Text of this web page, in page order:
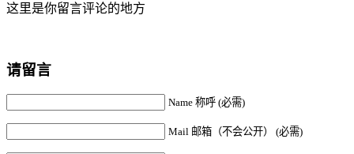
这里是你留言评论的地方
请留言
Name 称呼 (必需)
Mail 邮箱（不会公开） (必需)